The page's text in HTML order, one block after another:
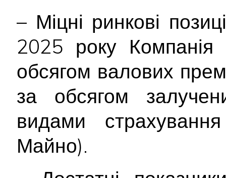
– Міцні ринкові
2025 року Компанія
обсягом валових
за обсягом
видами
Майно).